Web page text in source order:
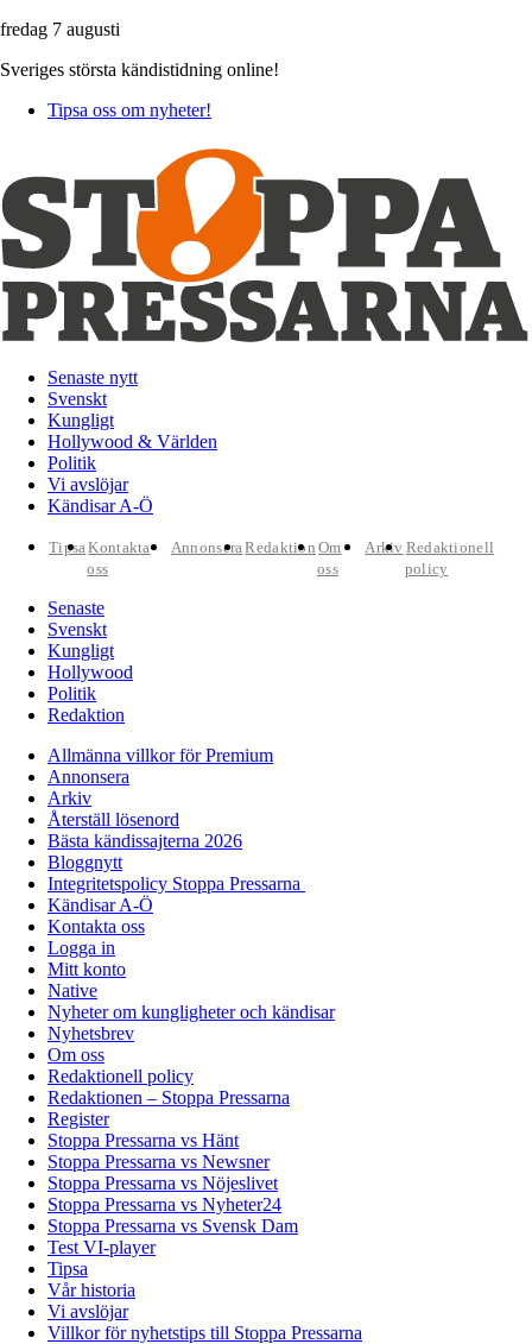
fredag 7 augusti
Sveriges största kändistidning online!
Tipsa oss om nyheter!
Senaste nytt
Svenskt
Kungligt
Hollywood & Världen
Politik
Vi avslöjar
Kändisar A-Ö
TipsaKontakta
oss
AnnonseraRedaktion Om
oss
Arkiv Redaktionell
policy
Senaste
Svenskt
Kungligt
Hollywood
Politik
Redaktion
Allmänna villkor för Premium
Annonsera
Arkiv
Återställ lösenord
Bästa kändissajterna 2026
Bloggnytt
Integritetspolicy Stoppa Pressarna
Kändisar A-Ö
Kontakta oss
Logga in
Mitt konto
Native
Nyheter om kungligheter och kändisar
Nyhetsbrev
Om oss
Redaktionell policy
Redaktionen – Stoppa Pressarna
Register
Stoppa Pressarna vs Hänt
Stoppa Pressarna vs Newsner
Stoppa Pressarna vs Nöjeslivet
Stoppa Pressarna vs Nyheter24
Stoppa Pressarna vs Svensk Dam
Test VI-player
Tipsa
Vår historia
Vi avslöjar
Villkor för nyhetstips till Stoppa Pressarna